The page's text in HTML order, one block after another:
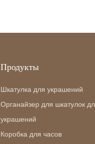
Продукты
Шкатулка для украшений
Органайзер для шкатулок
украшений
Коробка для часов